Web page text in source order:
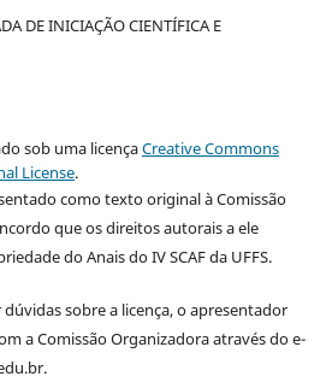
DE INICIAÇÃO CIENTÍFICA E
sob uma licençaCreative Commons
License.
como texto original à Comissão
que os direitos autorais a ele
do Anais do IV SCAF da UFFS.
sobre a licença, o apresentador
a Comissão Organizadora através do e-